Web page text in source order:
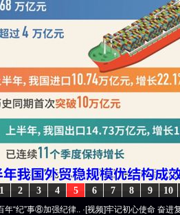
10
9
8
7
6
5
4
3
2
1
加强纪律..·[视频]牢记初心使命 奋进复兴征程丨